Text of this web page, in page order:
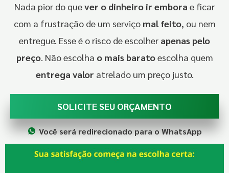
Nada pior do quever o dinheiro ir embora e ficar
com a frustração de um serviço mal feito, ou nem
entregue. Esse é o risco de escolher apenas pelo
preço. Não escolha o mais baratoescolha quem
entrega valor atrelado um preço justo.
SOLICITE SEU ORÇAMENTO
Você será redirecionado para o WhatsApp